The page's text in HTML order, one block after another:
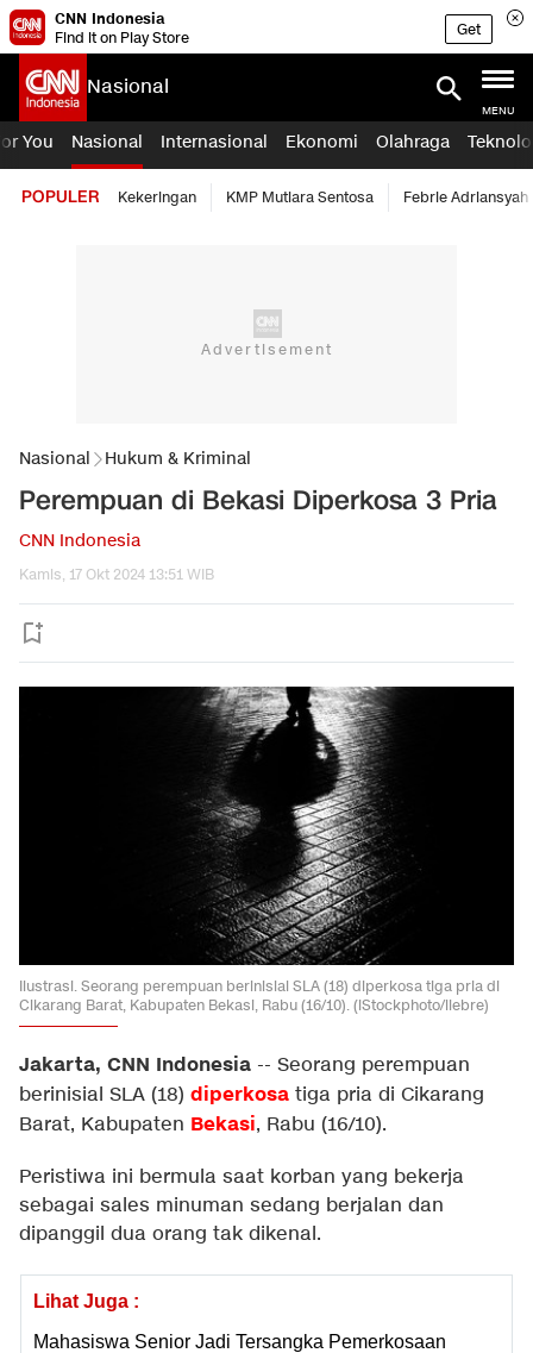
CNN Indonesia
Find it on Play Store
Get
Nasional
MENU
You Nasional Internasional Ekonomi Olahraga
POPULER Kekeringan KMP Mutiara Sentosa Febrie Adriansyah
Nasional Hukum & Kriminal
Perempuan di Bekasi Diperkosa 3 Pria
CNN Indonesia
Kamis, 17 Okt 2024 13:51 WIB
Ilustrasi. Seorang perempuan berinisial SLA (18) diperkosa tiga pria di
Cikarang Barat, Kabupaten Bekasi, Rabu (16/10). (iStockphoto/liebre)
Jakarta, CNN Indonesia -- Seorang perempuan
berinisial SLA (18) diperkosa tiga pria di Cikarang
Barat, Kabupaten Bekasi, Rabu (16/10).
Peristiwa ini bermula saat korban yang bekerja
sebagai sales minuman sedang berjalan dan
dipanggil dua orang tak dikenal.
Lihat Juga :
Mahasiswa Senior Jadi Tersangka Pemerkosaan